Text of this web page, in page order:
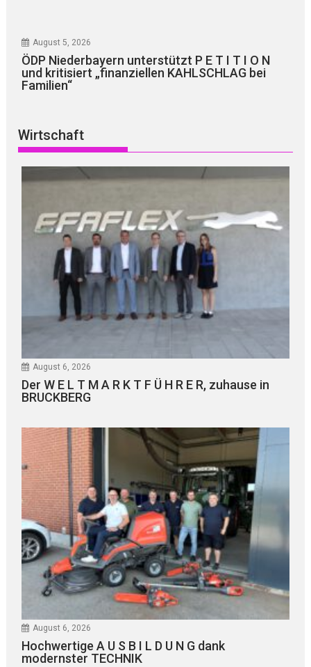
August 5, 2026
ÖDP Niederbayern unterstützt P E T I T I O N
und kritisiert „finanziellen KAHLSCHLAG bei
Familien“
Wirtschaft
August 6, 2026
Der W E L T M A R K T F Ü H R E R, zuhause in
BRUCKBERG
August 6, 2026
Hochwertige A U S B I L D U N G dank
modernster TECHNIK